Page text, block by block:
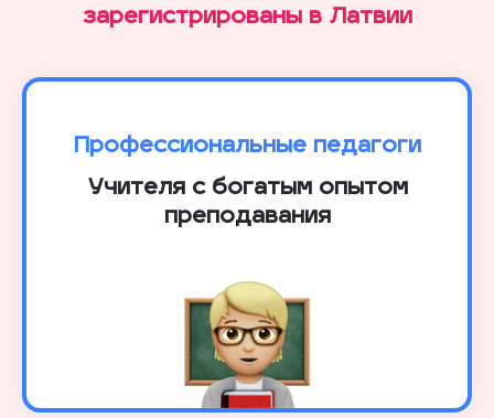
зарегистрированы в Латвии
Профессиональные педагоги
Учителя с богатым опытом
преподавания